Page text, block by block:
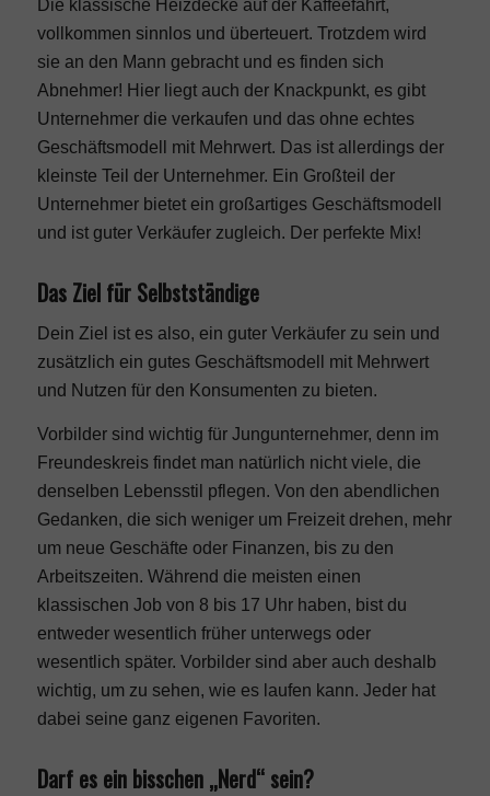
Die klassische Heizdecke auf der Kaffeefahrt,
vollkommen sinnlos und überteuert. Trotzdem wird
sie an den Mann gebracht und es finden sich
Abnehmer! Hier liegt auch der Knackpunkt, es gibt
Unternehmer die verkaufen und das ohne echtes
Geschäftsmodell mit Mehrwert. Das ist allerdings der
kleinste Teil der Unternehmer. Ein Großteil der
Unternehmer bietet ein großartiges Geschäftsmodell
und ist guter Verkäufer zugleich. Der perfekte Mix!
Das Ziel für Selbstständige
Dein Ziel ist es also, ein guter Verkäufer zu sein und
zusätzlich ein gutes Geschäftsmodell mit Mehrwert
und Nutzen für den Konsumenten zu bieten.
Vorbilder sind wichtig für Jungunternehmer, denn im
Freundeskreis findet man natürlich nicht viele, die
denselben Lebensstil pflegen. Von den abendlichen
Gedanken, die sich weniger um Freizeit drehen, mehr
um neue Geschäfte oder Finanzen, bis zu den
Arbeitszeiten. Während die meisten einen
klassischen Job von 8 bis 17 Uhr haben, bist du
entweder wesentlich früher unterwegs oder
wesentlich später. Vorbilder sind aber auch deshalb
wichtig, um zu sehen, wie es laufen kann. Jeder hat
dabei seine ganz eigenen Favoriten.
Darf es ein bisschen „Nerd“ sein?